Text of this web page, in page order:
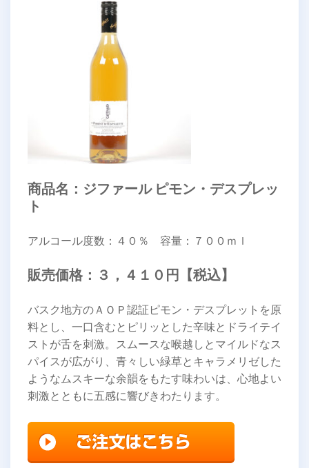
商品名：ジファール ピモン・デスプレッ
ト
アルコール度数：４０％ 容量：７００ｍｌ
販売価格：３，４１０円【税込】
バスク地方のＡＯＰ認証ピモン・デスプレットを原
料とし、一口含むとピリッとした辛味とドライテイ
ストが舌を刺激。スムースな喉越しとマイルドなス
パイスが広がり、青々しい緑草とキャラメリゼした
ようなムスキーな余韻をもたす味わいは、心地よい
刺激とともに五感に響びきわたります。